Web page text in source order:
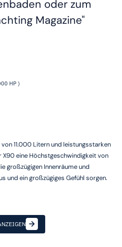
oder zum
Magazine
HP )
11.000 Litern und leistungsstarken
eine Höchstgeschwindigkeit von
großzügigen Innenräume und
und ein großzügiges Gefühl sorgen.